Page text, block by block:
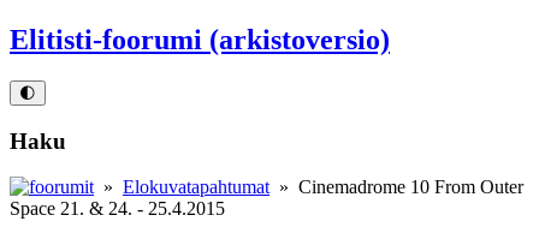
Elitisti-foorumi (arkistoversio)
🌓
Haku
» Elokuvatapahtumat » Cinemadrome 10 From Outer
Space 21. & 24. - 25.4.2015